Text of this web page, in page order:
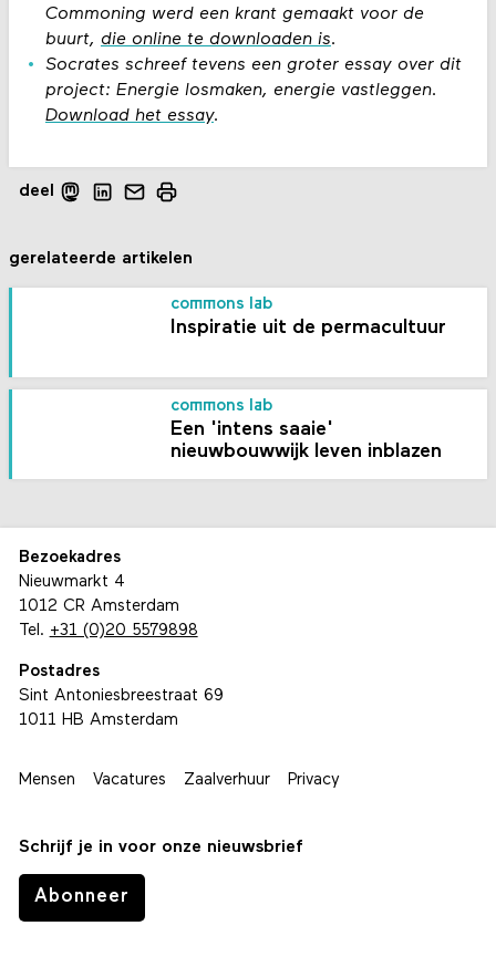
Commoning werd een krant gemaakt voor de
buurt, die online te downloaden is.
Socrates schreef tevens een groter essay over dit
project: Energie losmaken, energie vastleggen.
Download het essay.
deel
gerelateerde artikelen
commons lab
Inspiratie uit de permacultuur
commons lab
Een 'intens saaie'
nieuwbouwwijk leven inblazen
Bezoekadres
Nieuwmarkt 4
1012 CR Amsterdam
Tel. +31 (0)20 5579898
Postadres
Sint Antoniesbreestraat 69
1011 HB Amsterdam
Mensen Vacatures Zaalverhuur Privacy
Schrijf je in voor onze nieuwsbrief
Abonneer